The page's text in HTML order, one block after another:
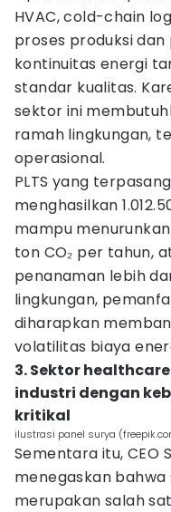
HVAC, cold-chain
proses produksi
kontinuitas energi
standar kualitas.
sektor ini
ramah lingkungan,
operasional.
PLTS yang
menghasilkan
mampu
ton CO₂ per tahun,
penanaman lebih
lingkungan,
diharapkan
volatilitas biaya
3. Sektor
industri dengan
kritikal
ilustrasi panel surya
Sementara itu, CEO
menegaskan
merupakan salah